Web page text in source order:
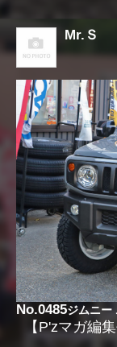
店舗ご案内
Mr.Ｓ
No.0485ジムニー
【P'zマガ編